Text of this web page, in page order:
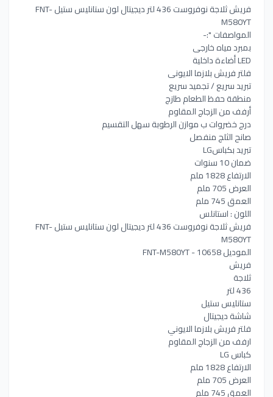
فريش ثلاجة نوفروست 436 لتر ديجيتال لون ستانليس ستيل FNT-
M580YT
المواصفات ":-
بمبرد مياه خارجى
LED أضاءة داخلية
فلتر فريش بلازما الايونى
تبريد سريع / تجميد سريع
منطقة حفظ الطعام طازج
أرفف من الزجاج المقاوم
درج خضروات ب موازن الرطوبة سهل التقسيم
صانح الثلج منفصل
تبريد بكباسLG
ضمان 10 سنوات
الارتفاع 1828 ملم
العرض 705 ملم
العمق 745 ملم
اللون : استانلس
فريش ثلاجة نوفروست 436 لتر ديجيتال لون ستانليس ستيل FNT-
M580YT
الموديل FNT-M580YT - 10658
فريش
ثلاجة
436 لتر
ستانليس ستيل
شاشة ديجيتال
فلتر فريش بلازما الايوني
ارفف من الزجاج المقاوم
كباس LG
الارتفاع 1828 ملم
العرض 705 ملم
العمق 745 ملم